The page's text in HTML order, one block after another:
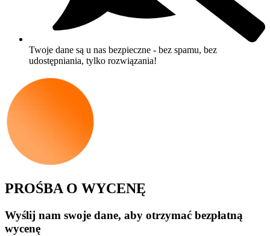
Twoje dane są u nas bezpieczne - bez spamu, bez
udostępniania, tylko rozwiązania!
PROŚBA O WYCENĘ
Wyślij nam swoje dane, aby otrzymać bezpłatną
wycenę